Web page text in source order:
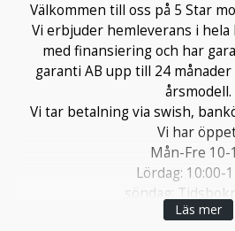
Välkommen till oss på 5 Star
Vi erbjuder hemleverans i
med finansiering och har
garanti AB upp till 24
årsmodell.
Vi tar betalning via swish,
Vi har
Mån-Fre 10-
Lördag: 10:00-
söndag:
Telefonnummer:
Läs mer